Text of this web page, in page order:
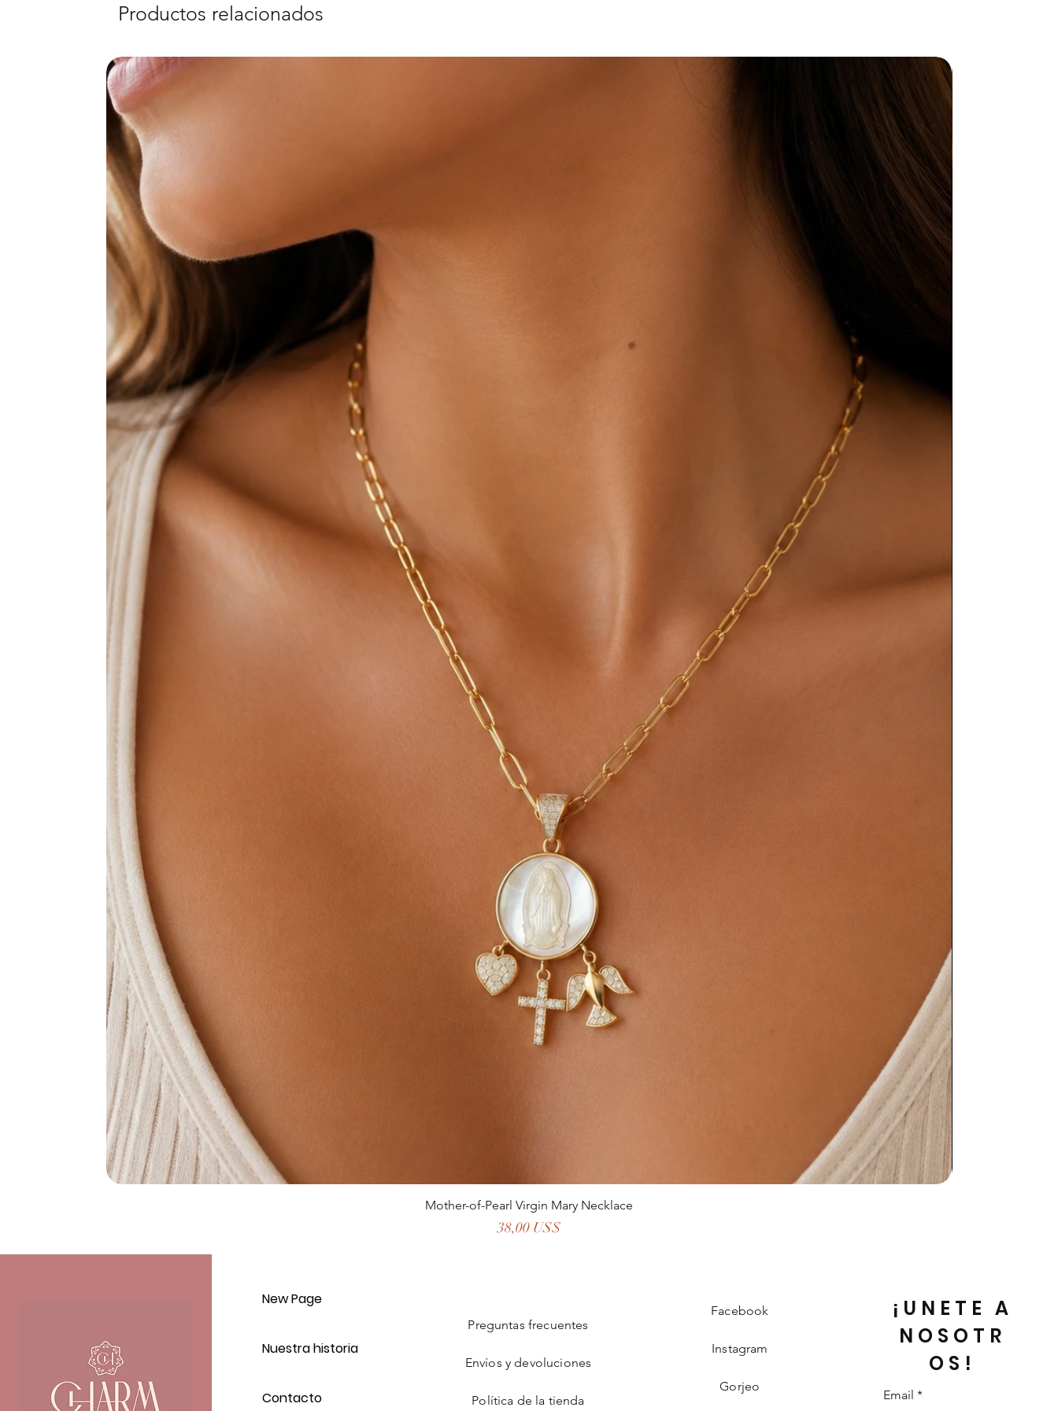
Productos relacionados
Mother-of-Pearl Virgin Mary Necklace
Precio
38,00 US$
New Page
Nuestra historia
Contacto
Preguntas frecuentes
Envíos y devoluciones
Política de la tienda
Facebook
Instagram
Gorjeo
¡UNETE A
NOSOTR
OS!
Email